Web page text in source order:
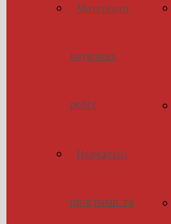
Матеріали
наукових
робіт
Навчальні
програми та